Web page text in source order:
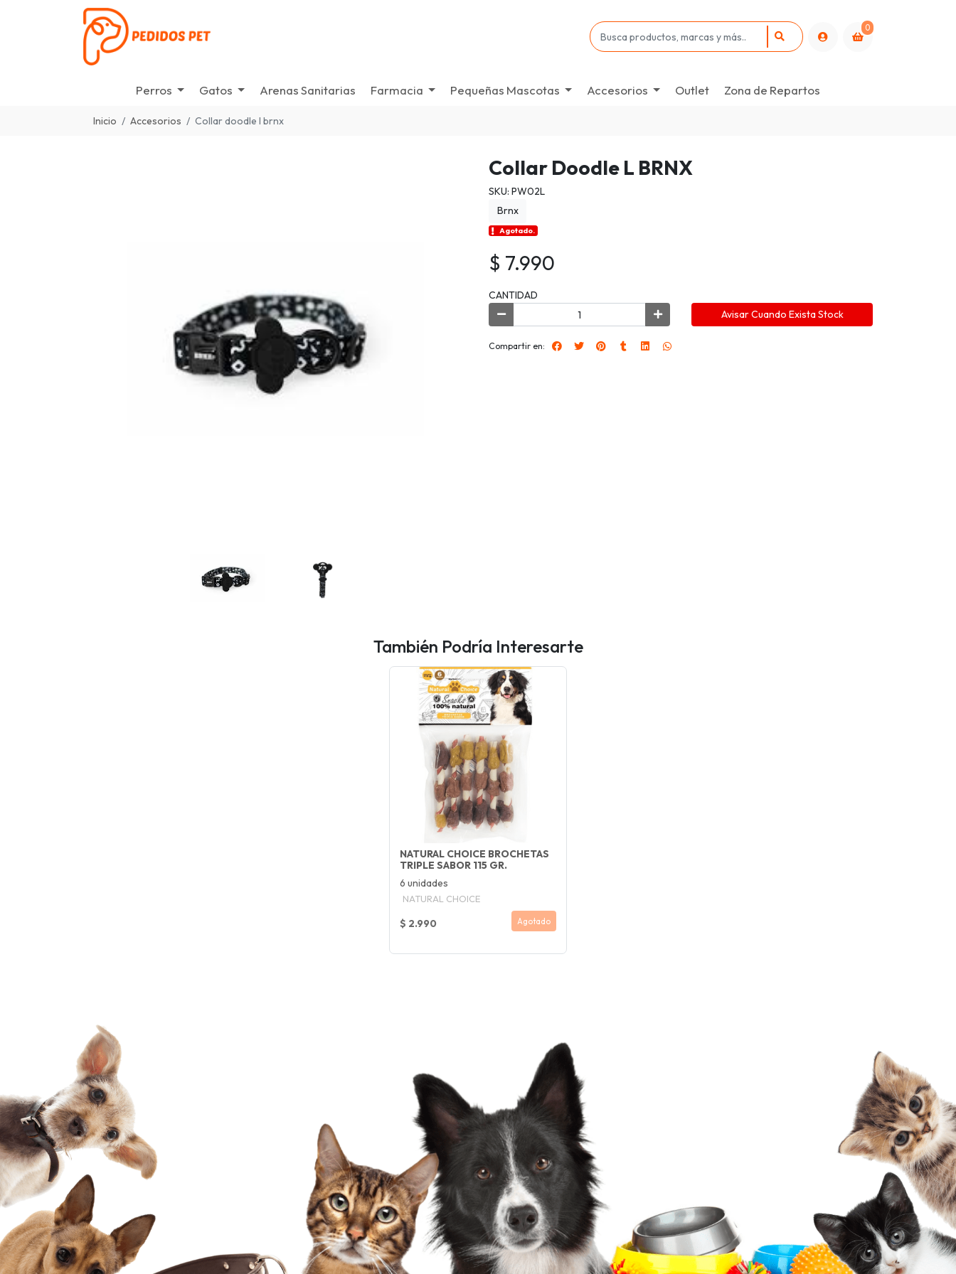
0
Perros Gatos Arenas Sanitarias Farmacia Pequeñas Mascotas Accesorios Outlet Zona de Repartos
Inicio Accesorios Collar doodle l brnx
Collar Doodle L BRNX
SKU: PW02L
Brnx
Agotado.
$ 7.990
CANTIDAD
Avisar Cuando Exista Stock
Compartir en:
También Podría Interesarte
NATURAL CHOICE BROCHETAS
TRIPLE SABOR 115 GR.
6 unidades
NATURAL CHOICE
$ 2.990 Agotado